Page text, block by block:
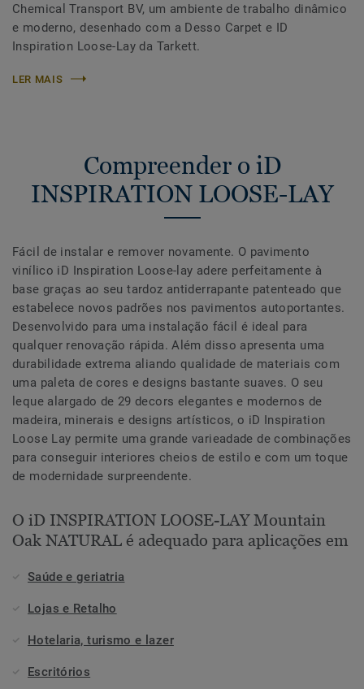
Chemical Transport BV, um ambiente de trabalho dinâmico
e moderno, desenhado com a Desso Carpet e ID
Inspiration Loose-Lay da Tarkett.
LER MAIS
Compreender o iD
INSPIRATION LOOSE-LAY
Fácil de instalar e remover novamente. O pavimento
vinílico iD Inspiration Loose-lay adere perfeitamente à
base graças ao seu tardoz antiderrapante patenteado que
estabelece novos padrões nos pavimentos autoportantes.
Desenvolvido para uma instalação fácil é ideal para
qualquer renovação rápida. Além disso apresenta uma
durabilidade extrema aliando qualidade de materiais com
uma paleta de cores e designs bastante suaves. O seu
leque alargado de 29 decors elegantes e modernos de
madeira, minerais e designs artísticos, o iD Inspiration
Loose Lay permite uma grande varieadade de combinações
para conseguir interiores cheios de estilo e com um toque
de modernidade surpreendente.
O iD INSPIRATION LOOSE-LAY Mountain
Oak NATURAL é adequado para aplicações em
Saúde e geriatria
Lojas e Retalho
Hotelaria, turismo e lazer
Escritórios